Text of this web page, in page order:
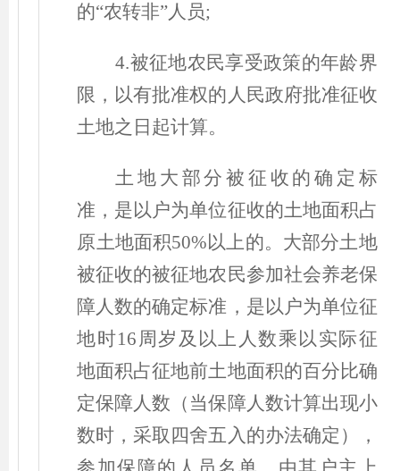
的“农转非”人员;
4.被征地农民享受政策的年龄界
限，以有批准权的人民政府批准征收
土地之日起计算。
土地大部分被征收的确定标
准，是以户为单位征收的土地面积占
原土地面积50%以上的。大部分土地
被征收的被征地农民参加社会养老保
障人数的确定标准，是以户为单位征
地时16周岁及以上人数乘以实际征
地面积占征地前土地面积的百分比确
定保障人数 （ 当保障人数计算出现小
数时，采取四舍五入的办法确定 ）
，